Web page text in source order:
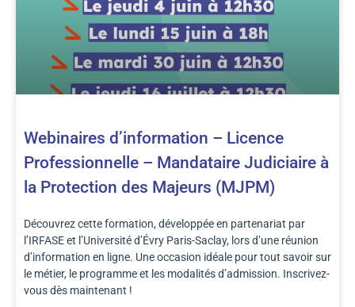
Webinaires d’information – Licence
Professionnelle – Mandataire Judiciaire à
la Protection des Majeurs (MJPM)
Découvrez cette formation, développée en partenariat par
l’IRFASE et l’Université d’Évry Paris-Saclay, lors d’une réunion
d’information en ligne. Une occasion idéale pour tout savoir sur
le métier, le programme et les modalités d’admission. Inscrivez-
vous dès maintenant !